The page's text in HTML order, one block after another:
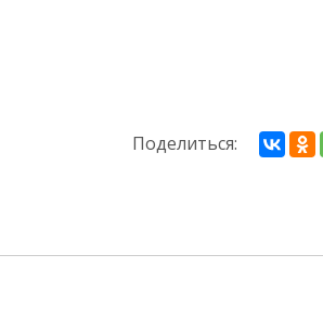
Поделиться: